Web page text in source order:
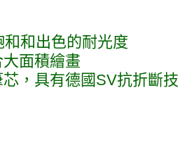
和出色的耐光度
面積繪畫
，具有德國SV抗折斷